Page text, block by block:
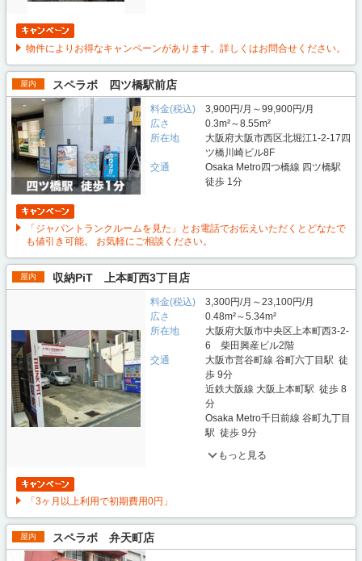
物件によりお得なキャンペーンがあります。詳しくはお問合せください。
屋内 スペラボ 四ツ橋駅前店
料金(税込)
3,900円/月～99,900円/月
広さ
0.3m²～8.55m²
所在地
大阪府大阪市西区北堀江1-2-17四
ツ橋川崎ビル8F
交通
Osaka Metro四つ橋線 四ツ橋駅
徒歩 1分
「ジャパントランクルームを見た」とお電話でお伝えいただくとどなたで
も値引き可能。 お気軽にご相談ください。
屋内 収納PiT 上本町西3丁目店
料金(税込)
3,300円/月～23,100円/月
広さ
0.48m²～5.34m²
所在地
大阪府大阪市中央区上本町西3-2-
6 柴田興産ビル2階
交通
大阪市営谷町線 谷町六丁目駅 徒
歩 9分
近鉄大阪線 大阪上本町駅 徒歩 8
分
Osaka Metro千日前線 谷町九丁目
駅 徒歩 9分
もっと見る
「3ヶ月以上利用で初期費用0円」
屋内 スペラボ 弁天町店